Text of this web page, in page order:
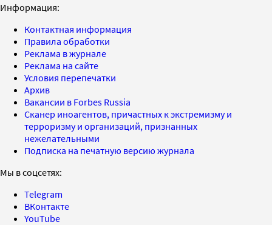
Информация:
Контактная информация
Правила обработки
Реклама в журнале
Реклама на сайте
Условия перепечатки
Архив
Вакансии в Forbes Russia
Сканер иноагентов, причастных к экстремизму и
терроризму и организаций, признанных
нежелательными
Подписка на печатную версию журнала
Мы в соцсетях:
Telegram
ВКонтакте
YouTube